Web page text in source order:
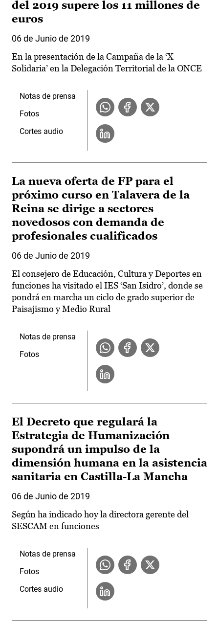
del 2019 supere los 11 millones de
euros
06 de Junio de 2019
En la presentación de la Campaña de la ‘X
Solidaria’ en la Delegación Territorial de la ONCE
Notas de prensa
Fotos
Cortes audio
La nueva oferta de FP para el
próximo curso en Talavera de la
Reina se dirige a sectores
novedosos con demanda de
profesionales cualificados
06 de Junio de 2019
El consejero de Educación, Cultura y Deportes en
funciones ha visitado el IES ‘San Isidro’, donde se
pondrá en marcha un ciclo de grado superior de
Paisajismo y Medio Rural
Notas de prensa
Fotos
El Decreto que regulará la
Estrategia de Humanización
supondrá un impulso de la
dimensión humana en la asistencia
sanitaria en Castilla-La Mancha
06 de Junio de 2019
Según ha indicado hoy la directora gerente del
SESCAM en funciones
Notas de prensa
Fotos
Cortes audio